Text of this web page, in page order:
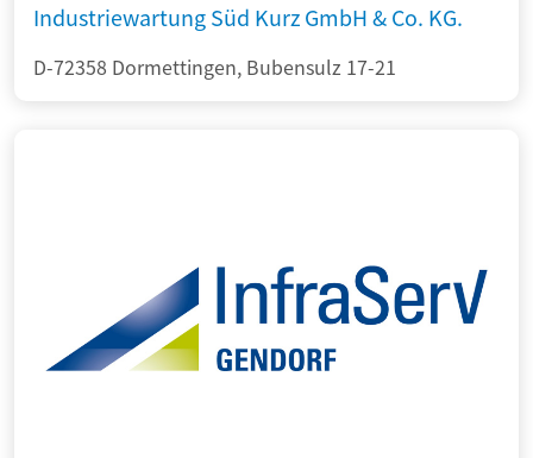
Industriewartung Süd Kurz GmbH & Co. KG.
D-72358 Dormettingen, Bubensulz 17-21